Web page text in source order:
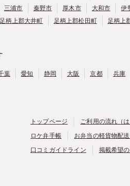
三浦市 秦野市 厚木市 大和市 伊
足柄上郡大井町 足柄上郡松田町 足柄上
葉 愛知 静岡 大阪 京都 兵庫
トップページ ご利用の流れ（
ロケ弁手帳
お弁当の軽貨物配
口コミガイドライン
掲載希望